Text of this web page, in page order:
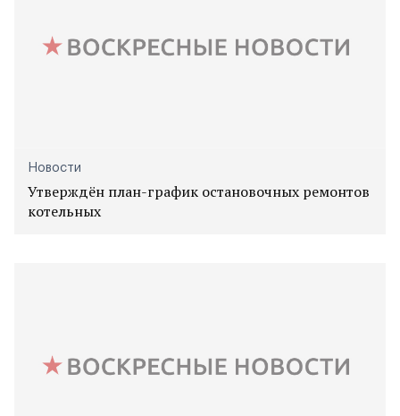
Новости
Утверждён план-график остановочных ремонтов
котельных